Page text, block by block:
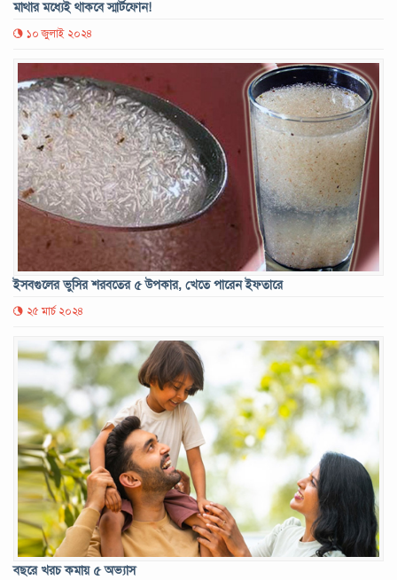
মাথার মধ্যেই থাকবে স্মার্টফোন!
১০ জুলাই ২০২৪
ইসবগুলের ভুসির শরবতের ৫ উপকার, খেতে পারেন ইফতারে
২৫ মার্চ ২০২৪
বছরে খরচ কমায় ৫ অভ্যাস